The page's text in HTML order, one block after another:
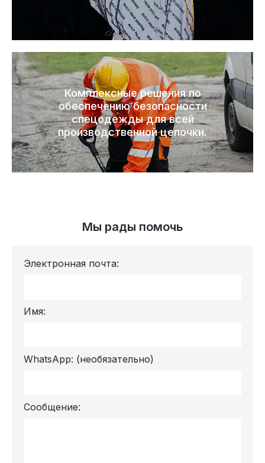
Комплексные решения по
обеспечению безопасности
спецодежды для всей
производственной цепочки.
Мы рады помочь
Электронная почта:
Имя:
WhatsApp: (необязательно)
Сообщение: